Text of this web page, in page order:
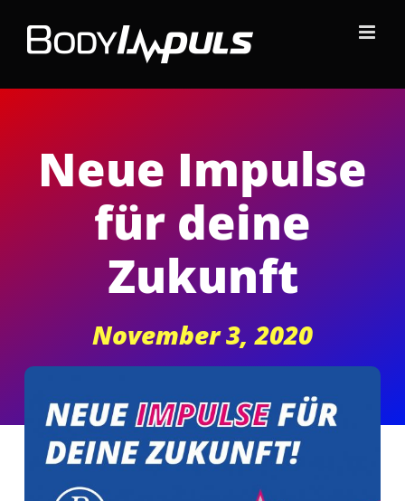
Inhalt
Neue Impulse
für deine
Zukunft
November 3, 2020